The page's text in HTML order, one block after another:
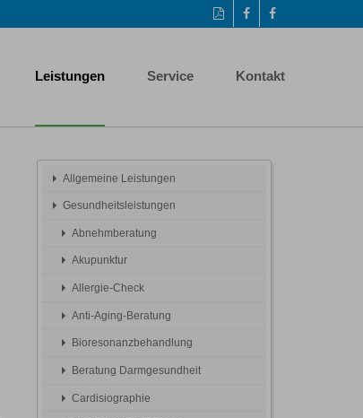
Diese
Seite
drucken
Auf
Facebook
Facebook-
Seite
Leistungen Service Kontakt
Allgemeine Leistungen
Gesundheitsleistungen
Abnehmberatung
Akupunktur
Allergie-Check
Anti-Aging-Beratung
Bioresonanzbehandlung
Beratung Darmgesundheit
Cardisiographie